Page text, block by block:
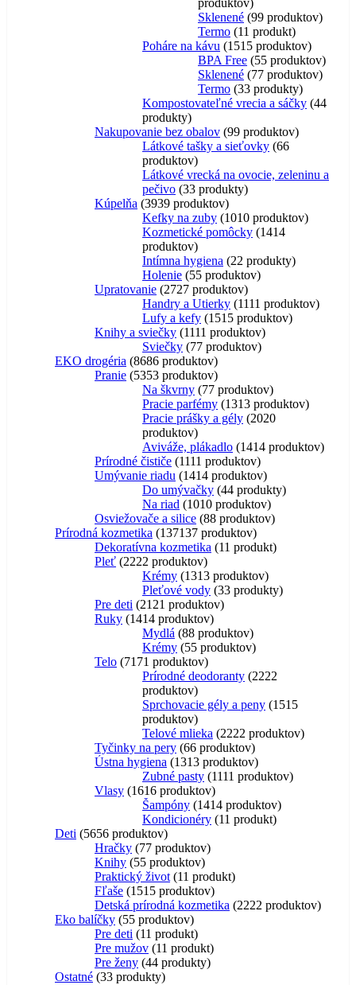
produktov
Sklenené 99 produktov
Termo 11 produkt
Poháre na kávu
1515 produktov
BPA Free 55 produktov
Sklenené 77 produktov
Termo 33 produkty
Kompostovateľné vrecia a sáčky 44
produkty
Nakupovanie bez obalov 99 produktov
Látkové tašky a sieťovky 66
produktov
Látkové vrecká na ovocie, zeleninu a
pečivo 33 produkty
Kúpelňa 3939 produktov
Kefky na zuby 1010 produktov
Kozmetické pomôcky 1414
produktov
Intímna hygiena
22 produkty
Holenie 55 produktov
Upratovanie 2727 produktov
Handry a Utierky 1111 produktov
Lufy a kefy 1515 produktov
Knihy a sviečky 1111 produktov
Sviečky 77 produktov
EKO drogéria 8686 produktov
Pranie 5353 produktov
Na škvrny 77 produktov
Pracie parfémy 1313 produktov
Pracie prášky a gély 2020
produktov
Aviváže, plákadlo 1414 produktov
Prírodné čističe 1111 produktov
Umývanie riadu
1414 produktov
Do umývačky 44 produkty
Na riad
1010 produktov
Osviežovače a silice 88 produktov
Prírodná kozmetika
137137 produktov
Dekoratívna kozmetika
11 produkt
Pleť 2222 produktov
Krémy 1313 produktov
Pleťové vody 33 produkty
Pre deti
21 21 produktov
Ruky 1414 produktov
Mydlá 88 produktov
Krémy 55 produktov
Telo 71 71 produktov
Prírodné deodoranty 2222
produktov
Sprchovacie gély a peny 1515
produktov
Telové mlieka
2222 produktov
Tyčinky na pery 66 produktov
Ústna hygiena
1313 produktov
Zubné pasty 1111 produktov
Vlasy 1616 produktov
Šampóny 1414 produktov
Kondicionéry 11 produkt
Deti
5656 produktov
Hračky 77 produktov
Knihy 55 produktov
Praktický život 11 produkt
Fľaše 1515 produktov
Detská prírodná kozmetika
2222 produktov
Eko balíčky 55 produktov
Pre deti
11 produkt
Pre mužov 11 produkt
Pre ženy 44 produkty
Ostatné 33 produkty